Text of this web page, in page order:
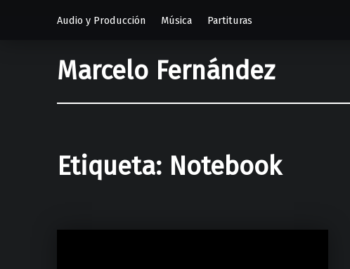
Audio y Producción
Música Partituras
Marcelo Fernández
Etiqueta: Notebook